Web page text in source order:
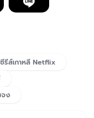
ซีรีส์เกาหลี Netflix
จง